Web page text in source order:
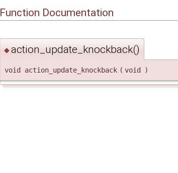
Function Documentation
◆action_update_knockback()
void action_update_knockback ( void )